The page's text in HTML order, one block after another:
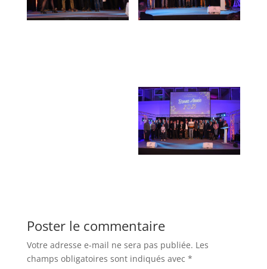
Poster le commentaire
Votre adresse e-mail ne sera pas publiée. Les
champs obligatoires sont indiqués avec *